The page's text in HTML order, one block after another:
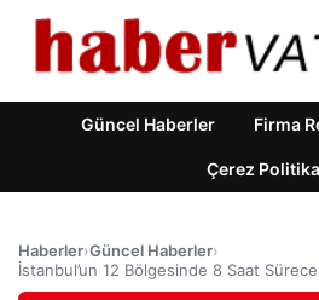
Güncel Haberler Firma
Çerez
Haberler›Güncel Haberler›
İstanbul’un 12 Bölgesinde 8 Saat